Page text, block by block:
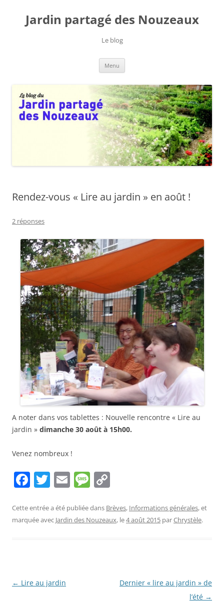
Jardin partagé des Nouzeaux
Le blog
Menu
Rendez-vous « Lire au jardin » en août !
2 réponses
A noter dans vos tablettes : Nouvelle rencontre « Lire au
jardin » dimanche 30 août à 15h00.
Venez nombreux !
F
c
e
o
k
T
itt
er
E
ai
l
M
ss
a
p
y
Cette entrée a été publiée dans Brèves, Informations générales, et
marquée avec Jardin des Nouzeaux, le4 août 2015 parChrystèle.
Navigation
← Lire au jardin
Dernier « lire au jardin » de
l’été →